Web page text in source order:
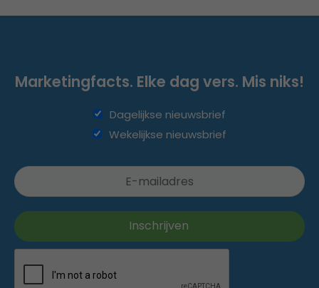
Marketingfacts. Elke dag vers. Mis niks!
Dagelijkse nieuwsbrief
Wekelijkse nieuwsbrief